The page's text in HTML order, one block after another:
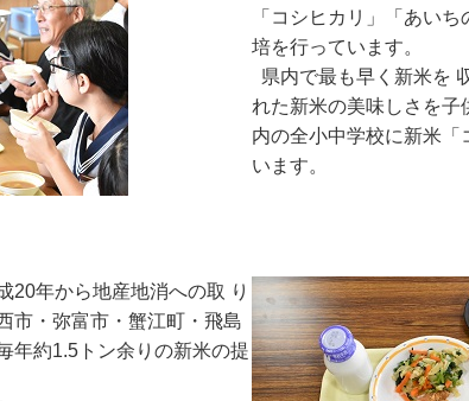
「コシヒカリ」「あい
培を行っています。
県内で最も早く新米を
れた新米の美味しさを子
内の全小中学校に新米「
います。
年から地産地消への取 り
市・弥富市・蟹江町・飛島
年約1.5トン余りの新米の提